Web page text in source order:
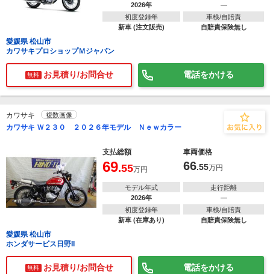
2026年
―
初度登録年
新車 (注文販売)
車検/自賠責
自賠責保険無し
愛媛県 松山市
カワサキプロショップＭジャパン
無料 お見積り/お問合せ 電話をかける
カワサキ 複数画像
カワサキ Ｗ２３０ ２０２６年モデル Ｎｅｗカラー
支払総額 車両価格
69.55万円 66.55万円
モデル年式
2026年
走行距離
―
初度登録年
新車 (在庫あり)
車検/自賠責
自賠責保険無し
愛媛県 松山市
ホンダサービス日野II
無料 お見積り/お問合せ 電話をかける